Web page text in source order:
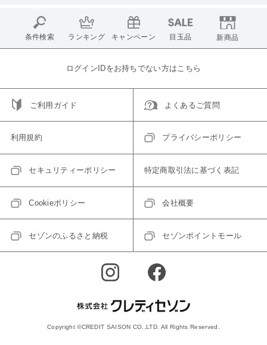
条件検索 ランキング キャンペーン 目玉品 新商品
ログインIDをお持ちでない方はこちら
ご利用ガイド よくあるご質問
利用規約 プライバシーポリシー
セキュリティーポリシー 特定商取引法に基づく表記
Cookieポリシー 会社概要
セゾンのふるさと納税 セゾンポイントモール
Copyright ©CREDIT SAISON CO.,LTD. All Rights Reserved.